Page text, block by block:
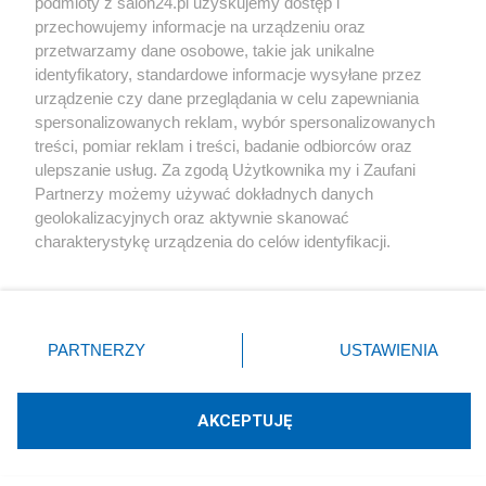
Polityka
Gospodarka
Rozmaitości
Technologie
Społeczeństwo
przechowujemy informacje na urządzeniu oraz
przetwarzamy dane osobowe, takie jak unikalne
identyfikatory, standardowe informacje wysyłane przez
urządzenie czy dane przeglądania w celu zapewniania
spersonalizowanych reklam, wybór spersonalizowanych
treści, pomiar reklam i treści, badanie odbiorców oraz
ulepszanie usług. Za zgodą Użytkownika my i Zaufani
Partnerzy możemy używać dokładnych danych
geolokalizacyjnych oraz aktywnie skanować
charakterystykę urządzenia do celów identyfikacji.
zmienić/wycofać klikając przycisk ustawień prywatności
znajdujący się w lewym dolnym rogu strony
rodzaje przetwarzania danych nie wymagają zgody
użytkownika, ale masz prawo sprzeciwić się takiemu
PARTNERZY USTAWIENIA
AKCEPTUJĘ